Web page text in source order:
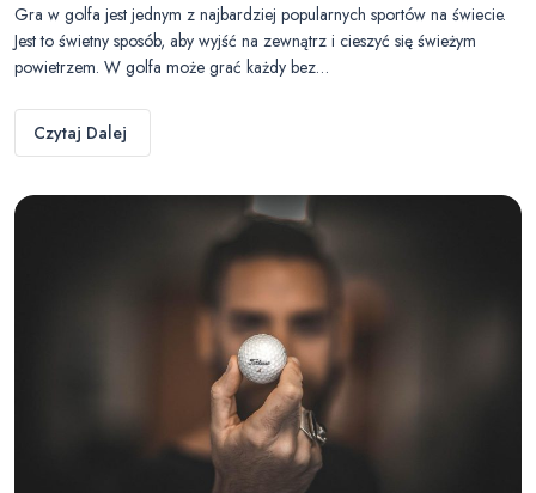
Gra w golfa jest jednym z najbardziej popularnych sportów na świecie.
Jest to świetny sposób, aby wyjść na zewnątrz i cieszyć się świeżym
powietrzem. W golfa może grać każdy bez…
Czytaj Dalej